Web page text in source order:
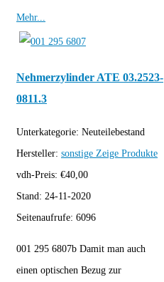
Mehr...
Nehmerzylinder ATE 03.2523-
0811.3
Unterkategorie: Neuteilebestand
Hersteller: sonstige Zeige Produkte
vdh-Preis: €40,00
Stand: 24-11-2020
Seitenaufrufe: 6096
001 295 6807b Damit man auch
einen optischen Bezug zur